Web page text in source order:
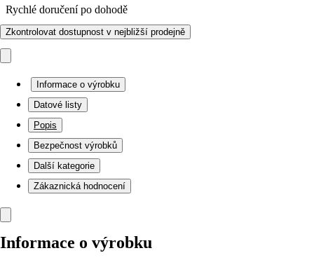
Rychlé doručení po dohodě
Zkontrolovat dostupnost v nejbližší prodejně
Informace o výrobku
Datové listy
Popis
Bezpečnost výrobků
Další kategorie
Zákaznická hodnocení
Informace o výrobku